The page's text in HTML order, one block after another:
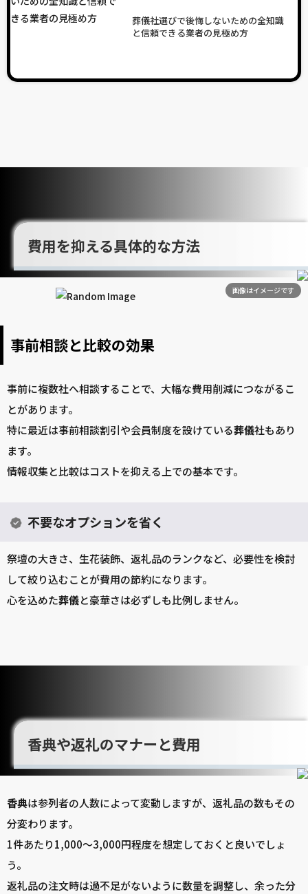
葬儀社選びで後悔しないための全知識
と信頼できる業者の見極め方
費用を抑える具体的な方法
画像はイメージです
事前相談と比較の効果
事前に複数社へ相談することで、大幅な費用削減につながるこ
とがあります。
特に最近は事前相談割引や会員制度を設けている葬儀社もあり
ます。
情報収集と比較はコストを抑える上での基本です。
不要なオプションを省く
祭壇の大きさ、生花装飾、返礼品のランクなど、必要性を検討
して絞り込むことが費用の節約になります。
心を込めた葬儀と豪華さは必ずしも比例しません。
香典や返礼のマナーと費用
香典は参列者の人数によって変動しますが、返礼品の数もその
分変わります。
1件あたり1,000～3,000円程度を想定しておくと良いでしょ
う。
返礼品の注文時は過不足がないように数量を調整し、余った分